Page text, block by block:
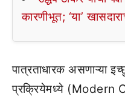
कारणीभूत; ‘या’
पात्रताधारक असणाऱ्या
प्रक्रियेमध्ये (Modern